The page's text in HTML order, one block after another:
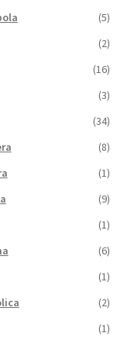
(5)
(2)
(16)
(3)
(34)
(8)
(1)
(9)
(1)
(6)
(1)
(2)
(1)